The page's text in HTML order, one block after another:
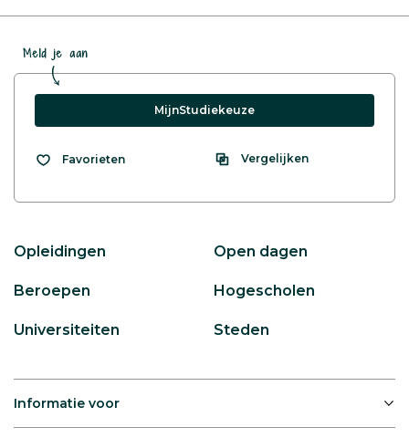
Meld je aan
MijnStudiekeuze
Favorieten Vergelijken
Opleidingen Open dagen
Beroepen Hogescholen
Universiteiten Steden
Informatie voor